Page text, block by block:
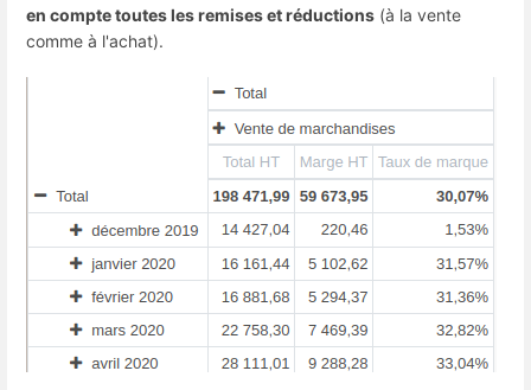
en compte toutes les remises et réductions (à la vente
comme à l'achat).